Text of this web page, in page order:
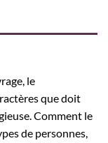
le
que doit
Comment le
de personnes,